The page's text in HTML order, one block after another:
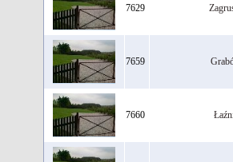
7629
7659
7660